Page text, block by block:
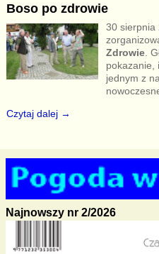
Boso po zdrowie
30 sierpnia
Zdrowie.
pokazanie,
jednym z
Czytaj dalej →
Najnowszy nr 2/2026